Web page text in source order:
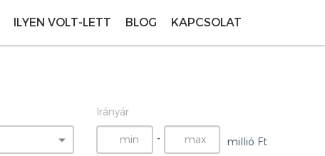
ILYEN VOLT-LETT BLOG KAPCSOLAT
Irányár
-
millió Ft